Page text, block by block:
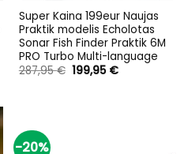
Super Kaina 199eur Naujas
Praktik modelis Echolotas
Sonar Fish Finder Praktik 6M
PRO Turbo Multi-language
287,95€ Original
price
199,95 €Current
-20%